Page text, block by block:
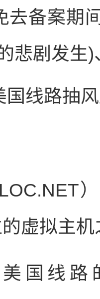
去备案期
悲剧发生)
国线路抽
虚拟主机
国线路